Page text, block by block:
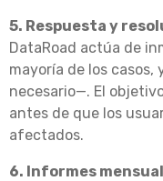
5. Respuesta y
DataRoad actúa de
mayoría de los
necesario—. El
antes de que los
afectados.
6. Informes